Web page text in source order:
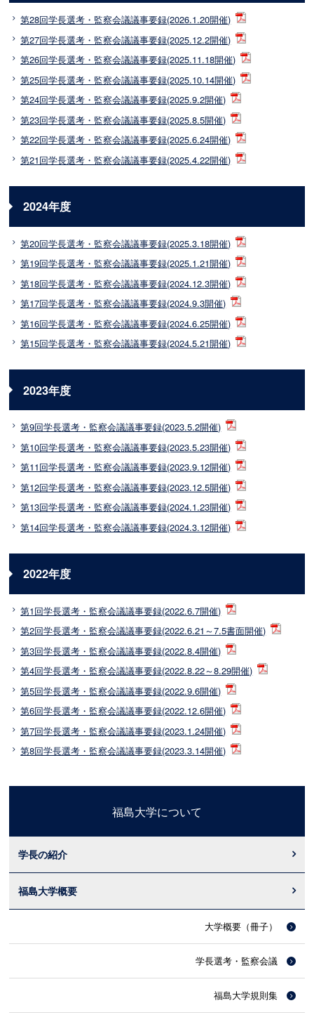
第28回学長選考・監察会議議事要録(2026.1.20開催)
第27回学長選考・監察会議議事要録(2025.12.2開催)
第26回学長選考・監察会議議事要録(2025.11.18開催)
第25回学長選考・監察会議議事要録(2025.10.14開催)
第24回学長選考・監察会議議事要録(2025.9.2開催)
第23回学長選考・監察会議議事要録(2025.8.5開催)
第22回学長選考・監察会議議事要録(2025.6.24開催)
第21回学長選考・監察会議議事要録(2025.4.22開催)
2024年度
第20回学長選考・監察会議議事要録(2025.3.18開催)
第19回学長選考・監察会議議事要録(2025.1.21開催)
第18回学長選考・監察会議議事要録(2024.12.3開催)
第17回学長選考・監察会議議事要録(2024.9.3開催)
第16回学長選考・監察会議議事要録(2024.6.25開催)
第15回学長選考・監察会議議事要録(2024.5.21開催)
2023年度
第9回学長選考・監察会議議事要録(2023.5.2開催)
第10回学長選考・監察会議議事要録(2023.5.23開催)
第11回学長選考・監察会議議事要録(2023.9.12開催)
第12回学長選考・監察会議議事要録(2023.12.5開催)
第13回学長選考・監察会議議事要録(2024.1.23開催)
第14回学長選考・監察会議議事要録(2024.3.12開催)
2022年度
第1回学長選考・監察会議議事要録(2022.6.7開催)
第2回学長選考・監察会議議事要録(2022.6.21～7.5書面開催)
第3回学長選考・監察会議議事要録(2022.8.4開催)
第4回学長選考・監察会議議事要録(2022.8.22～8.29開催)
第5回学長選考・監察会議議事要録(2022.9.6開催)
第6回学長選考・監察会議議事要録(2022.12.6開催)
第7回学長選考・監察会議議事要録(2023.1.24開催)
第8回学長選考・監察会議議事要録(2023.3.14開催)
福島大学について
学長の紹介
福島大学概要
大学概要（冊子）
学長選考・監察会議
福島大学規則集